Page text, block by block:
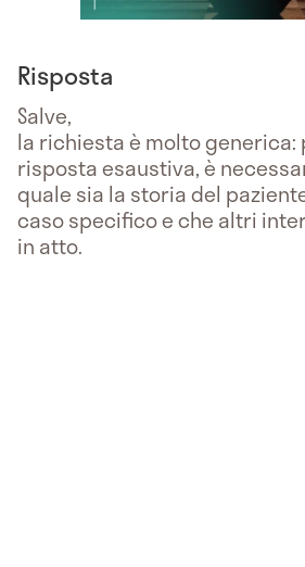
Risposta
Salve,
la richiesta è molto generica:
risposta esaustiva, è
quale sia la storia del
caso specifico e che altri
in atto.